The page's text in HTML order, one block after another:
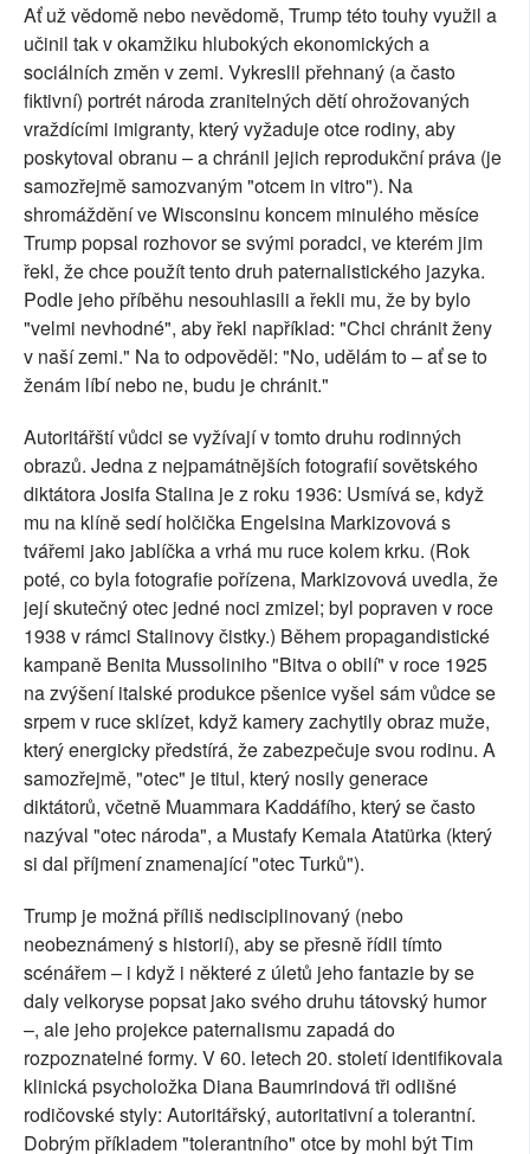
Ať už vědomě nebo nevědomě, Trump této touhy využil a
učinil tak v okamžiku hlubokých ekonomických a
sociálních změn v zemi. Vykreslil přehnaný (a často
fiktivní) portrét národa zranitelných dětí ohrožovaných
vraždícími imigranty, který vyžaduje otce rodiny, aby
poskytoval obranu – a chránil jejich reprodukční práva (je
samozřejmě samozvaným "otcem in vitro"). Na
shromáždění ve Wisconsinu koncem minulého měsíce
Trump popsal rozhovor se svými poradci, ve kterém jim
řekl, že chce použít tento druh paternalistického jazyka.
Podle jeho příběhu nesouhlasili a řekli mu, že by bylo
"velmi nevhodné", aby řekl například: "Chci chránit ženy
v naší zemi." Na to odpověděl: "No, udělám to – ať se to
ženám líbí nebo ne, budu je chránit."
Autoritářští vůdci se vyžívají v tomto druhu rodinných
obrazů. Jedna z nejpamátnějších fotografií sovětského
diktátora Josifa Stalina je z roku 1936: Usmívá se, když
mu na klíně sedí holčička Engelsina Markizovová s
tvářemi jako jablíčka a vrhá mu ruce kolem krku. (Rok
poté, co byla fotografie pořízena, Markizovová uvedla, že
její skutečný otec jedné noci zmizel; byl popraven v roce
1938 v rámci Stalinovy čistky.) Během propagandistické
kampaně Benita Mussoliniho "Bitva o obilí" v roce 1925
na zvýšení italské produkce pšenice vyšel sám vůdce se
srpem v ruce sklízet, když kamery zachytily obraz muže,
který energicky předstírá, že zabezpečuje svou rodinu. A
samozřejmě, "otec" je titul, který nosily generace
diktátorů, včetně Muammara Kaddáfího, který se často
nazýval "otec národa", a Mustafy Kemala Atatürka (který
si dal příjmení znamenající "otec Turků").
Trump je možná příliš nedisciplinovaný (nebo
neobeznámený s historií), aby se přesně řídil tímto
scénářem – i když i některé z úletů jeho fantazie by se
daly velkoryse popsat jako svého druhu tátovský humor
–, ale jeho projekce paternalismu zapadá do
rozpoznatelné formy. V 60. letech 20. století identifikovala
klinická psycholožka Diana Baumrindová tři odlišné
rodičovské styly: Autoritářský, autoritativní a tolerantní.
Dobrým příkladem "tolerantního" otce by mohl být Tim